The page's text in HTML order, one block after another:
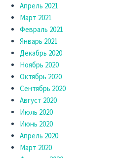
Апрель 2021
Март 2021
Февраль 2021
Январь 2021
Декабрь 2020
Ноябрь 2020
Октябрь 2020
Сентябрь 2020
Август 2020
Июль 2020
Июнь 2020
Апрель 2020
Март 2020